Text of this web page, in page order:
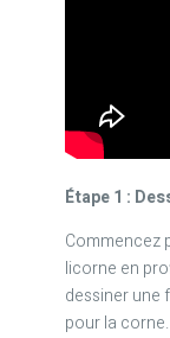
Étape 1 :
Commencez
licorne en
dessiner une
pour la corne.